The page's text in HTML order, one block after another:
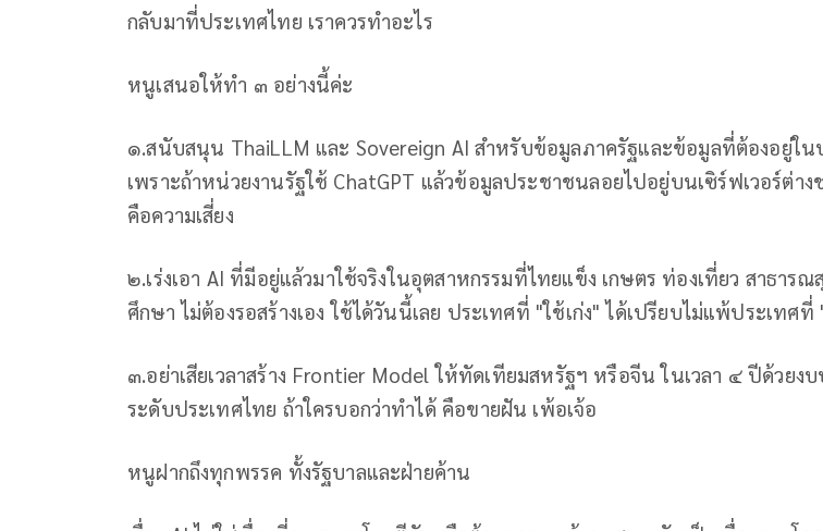
กลับมาที่ประเทศไทย เราควรทำอะไร
หนูเสนอให้ทำ ๓ อย่างนี้ค่ะ
๑.สนับสนุน ThaiLLM และ Sovereign AI สำหรับข้อมูลภาครัฐและข้อมูลที่ต้องอยู่ใน
เพราะถ้าหน่วยงานรัฐใช้ ChatGPT แล้วข้อมูลประชาชนลอยไปอยู่บนเซิร์ฟเวอร์ต่า
คือความเสี่ยง
๒.เร่งเอา AI ที่มีอยู่แล้วมาใช้จริงในอุตสาหกรรมที่ไทยแข็ง เกษตร ท่องเที่ยว สาธารณ
ศึกษา ไม่ต้องรอสร้างเอง ใช้ได้วันนี้เลย ประเทศที่ "ใช้เก่ง" ได้เปรียบไม่แพ้ประเทศที่ "
๓.อย่าเสียเวลาสร้าง Frontier Model ให้ทัดเทียมสหรัฐฯ หรือจีน ในเวลา ๔ ปีด้วยง
ระดับประเทศไทย ถ้าใครบอกว่าทำได้ คือขายฝัน เพ้อเจ้อ
หนูฝากถึงทุกพรรค ทั้งรัฐบาลและฝ่ายค้าน